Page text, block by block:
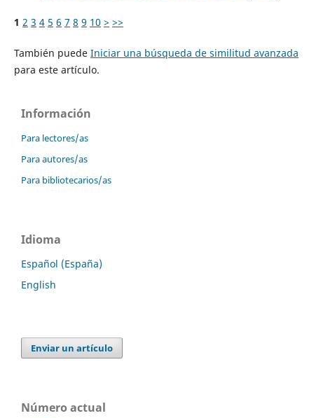
1 2 3 4 5 6 7 8 9 10 > >>
También puede Iniciar una búsqueda de similitud avanzada
para este artículo.
Información
Para lectores/as
Para autores/as
Para bibliotecarios/as
Idioma
Español (España)
English
Enviar un artículo
Número actual